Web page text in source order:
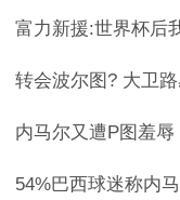
富力新援:世界杯后
转会波尔图? 大卫
内马尔又遭P图羞
54%巴西球迷称内